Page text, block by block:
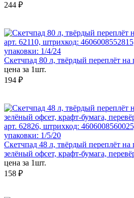
244 ₽
арт. 62110, штрихкод:
упаковки: 1/4/24
Скетчпад 80 л, твёрдый переплёт на
цена за 1шт.
194 ₽
арт. 62826, штрихкод:
упаковки: 1/5/20
Скетчпад 48 л, твёрдый переплёт на
зелёный офсет, крафт-бумага,
цена за 1шт.
158 ₽